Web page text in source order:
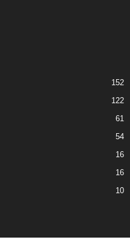
152
122
61
54
16
16
10